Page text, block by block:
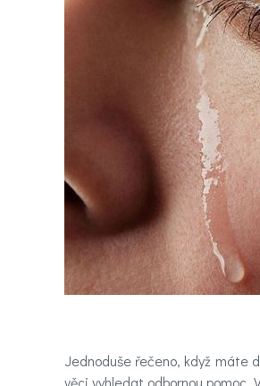
Domů
Látky
ovlivňující
nálady
Novinky
Poradna
chat
Test
nálady
Jednoduše řečeno, když máte